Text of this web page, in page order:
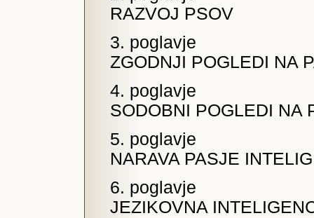
RAZVOJ PSOV
3. poglavje
ZGODNJI POGLEDI NA
4. poglavje
SODOBNI POGLEDI NA
5. poglavje
NARAVA PASJE
6. poglavje
JEZIKOVNA